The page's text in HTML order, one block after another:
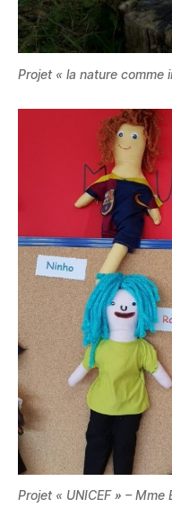
Projet « la nature comme
Projet « UNICEF » – Mme